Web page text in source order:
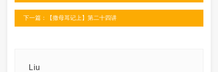
下一篇：【撒母耳记上】第二十四讲
Liu